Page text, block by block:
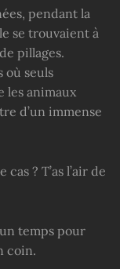
pendant la
se trouvaient à
pillages.
où seuls
les animaux
d’un immense
? T’as l’air de
temps pour
coin.